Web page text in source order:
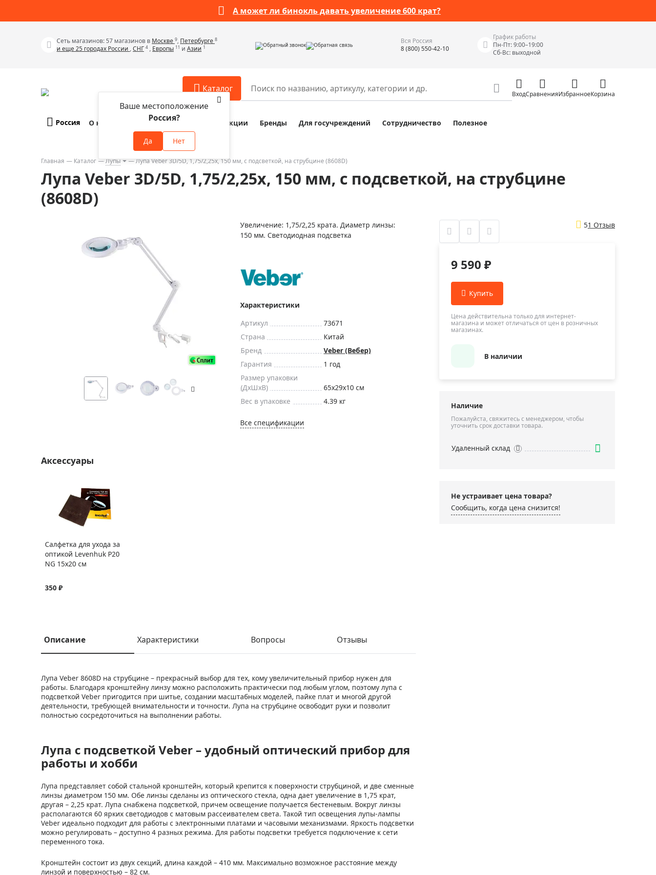
А может ли бинокль давать увеличение 600 крат?
Сеть магазинов: 57 магазинов в Москве 9, Петербурге 8
и еще 25 городах России ,СНГ 4 , Европы 11 и Азии 1 Обратный звонок Обратная связь
Вся Россия
8 (800) 550-42-10
График работы
Пн-Пт: 9:00–19:00
Сб-Вс: выходной
Каталог
Телескопы
Бинокли
Зрительные трубы
Лупы
Тепловизоры
Оптика для детей Levenhuk LabZZ
Подарки
Хиты продаж
Аксессуары для микроскопов
Аксессуары для зрительных труб
Аксессуары для приборов ночного
Распродажа оптики по специальным
Разное
Компасы
Наборы исследователя Bresser Junior
Наборы для химических опытов
Глобусы интерактивные
Лазерные дальномеры
Фонари
Элементы питания, карты памяти
Фотоловушки
Фотооборудование
Мерч
Измерительные инструменты
Цифровые уровни и угломеры
Электроизмерительные приборы
Приборы теплового контроля
Приборы для обслуживания сетей
Влагомеры (датчики влажности)
Лазерные дальномеры
Измерители параметров окружающей
среды
Термометры кулинарные (термощупы)
Прочее
ВходСравненияИзбранноеКорзина
Россия
Ваше местоположение
Россия?
Да Нет
О компании Оплата и доставка Акции Бренды Для госучреждений Сотрудничество Полезное
Главная Каталог Лупы Лупа Veber 3D/5D, 1,75/2,25x, 150 мм, с подсветкой, на струбцине (8608D)
Лупа Veber 3D/5D, 1,75/2,25x, 150 мм, с подсветкой, на струбцине
(8608D)
Увеличение: 1,75/2,25 крата. Диаметр линзы:
150 мм. Светодиодная подсветка
Характеристики
Артикул
73671
Страна
Китай
Бренд
Veber (Вебер)
Гарантия
1 год
Размер упаковки
(ДxШxВ)
65x29x10 см
Вес в упаковке
4.39 кг
Все спецификации
Аксессуары
Салфетка для ухода за
оптикой Levenhuk P20
NG 15x20 см
350 ₽
Описание Характеристики Вопросы Отзывы
Лупа Veber 8608D на струбцине – прекрасный выбор для тех, кому увеличительный прибор нужен для
работы. Благодаря кронштейну линзу можно расположить практически под любым углом, поэтому лупа с
подсветкой Veber пригодится при шитье, создании масштабных моделей, пайке плат и многой другой
деятельности, требующей внимательности и точности. Лупа на струбцине освободит руки и позволит
полностью сосредоточиться на выполнении работы.
Лупа с подсветкой Veber – удобный оптический прибор для
работы и хобби
Лупа представляет собой стальной кронштейн, который крепится к поверхности струбциной, и две сменные
линзы диаметром 150 мм. Обе линзы сделаны из оптического стекла, одна дает увеличение в 1,75 крат,
другая – 2,25 крат. Лупа снабжена подсветкой, причем освещение получается бестеневым. Вокруг линзы
располагаются 60 ярких светодиодов с матовым рассеивателем света. Такой тип освещения лупы-лампы
Veber идеально подходит для работы с электронными платами и часовыми механизмами. Яркость подсветки
можно регулировать – доступно 4 разных режима. Для работы подсветки требуется подключение к сети
переменного тока.
Кронштейн состоит из двух секций, длина каждой – 410 мм. Максимально возможное расстояние между
линзой и поверхностью – 82 см.
51 Отзыв
9 590 ₽
Цена действительна только для интернет-
магазина и может отличаться от цен в розничных
магазинах.
В наличии
Наличие
Пожалуйста, свяжитесь с менеджером, чтобы
уточнить срок доставки товара.
Удаленный склад
Не устраивает цена товара?
Сообщить, когда цена снизится!